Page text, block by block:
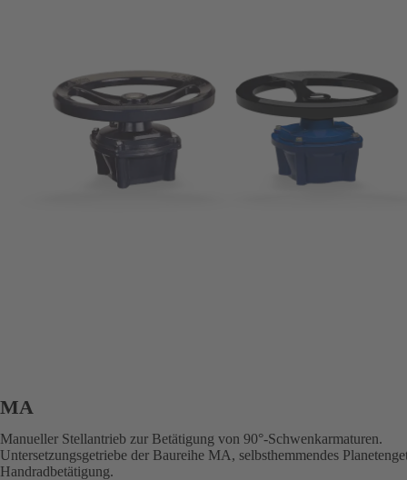
MA
Manueller Stellantrieb zur Betätigung von 90°-Schwenkarmaturen.
Untersetzungsgetriebe der Baureihe MA, selbsthemmendes
Handradbetätigung.